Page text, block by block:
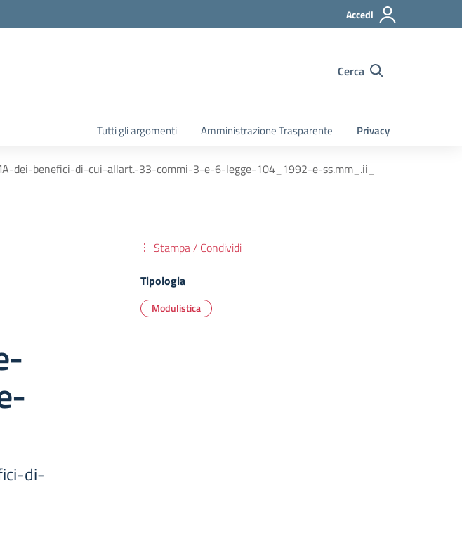
Accedi
Cerca
Tutti gli argomenti Amministrazione Trasparente Privacy
dei-benefici-di-cui-allart.-33-commi-3-e-6-legge-104_1992-e-ss.mm_.ii_
di-
Stampa / Condividi
Tipologia
Modulistica